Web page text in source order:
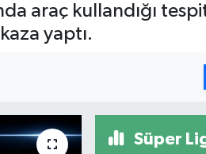
araç kullandığı
yaptı.
Süper